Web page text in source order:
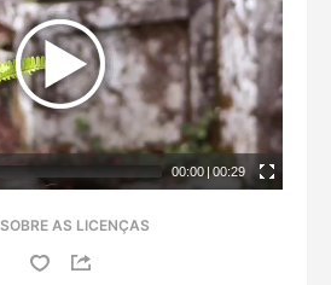
00:00 | 00:29
SOBRE AS LICENÇAS